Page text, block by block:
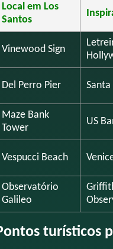
Local em Los
Santos
Vinewood Sign
Del Perro Pier
Maze Bank
Tower
US
Vespucci Beach
Observatório
Galileo
turísticos